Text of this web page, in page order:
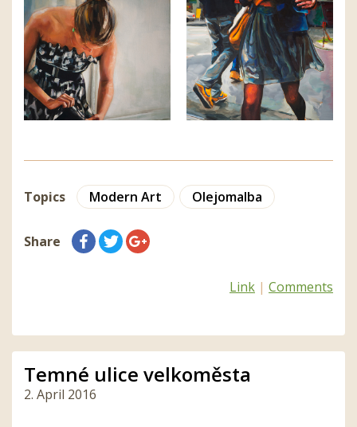
Topics Modern Art Olejomalba
Share
Link | Comments
Temné ulice velkoměsta
2. April 2016